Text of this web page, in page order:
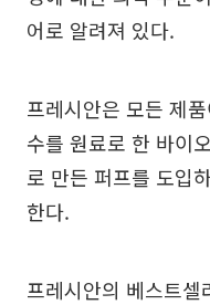
어로 알려져 있다.
프레시안은 모든 제
수를 원료로 한 바이
로 만든 퍼프를 도입
한다.
프레시안의 베스트셀